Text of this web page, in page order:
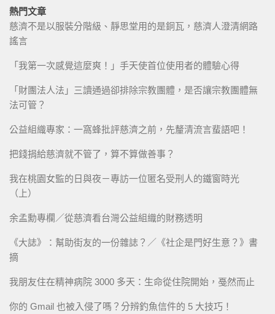
熱門文章
慈濟不是以服裝分階級、靜思堂用的是銅瓦，慈濟人澄清網路
謠言
「我第一次感覺這麼爽！」手天使首位使用者的體驗心得
「財團法人法」三讀通過卻排除宗教團體，是否讓宗教團體無
法可管？
公益組織專家：一窩蜂批評慈濟之前，先釐清流言蜚語吧！
把錢捐給慈濟就不管了，算不算做善事？
我在桃園女監的日與夜－專訪一位匿名受刑人的鐵窗時光
（上）
余孟勳專欄／從慈濟看台灣公益組織的財務透明
《大誌》：幫助街友的一份雜誌？／《社企是門好生意？》書
摘
我朋友住在精神病院 3000 多天：生命從住院開始，戞然而止
你的 Gmail 也被入侵了嗎？分辨釣魚信件的 5 大技巧！